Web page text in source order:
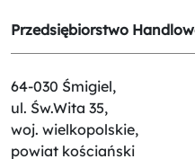
Przedsiębiorstwo
64-030 Śmigiel,
ul. Św.Wita 35,
woj. wielkopolskie,
powiat kościański